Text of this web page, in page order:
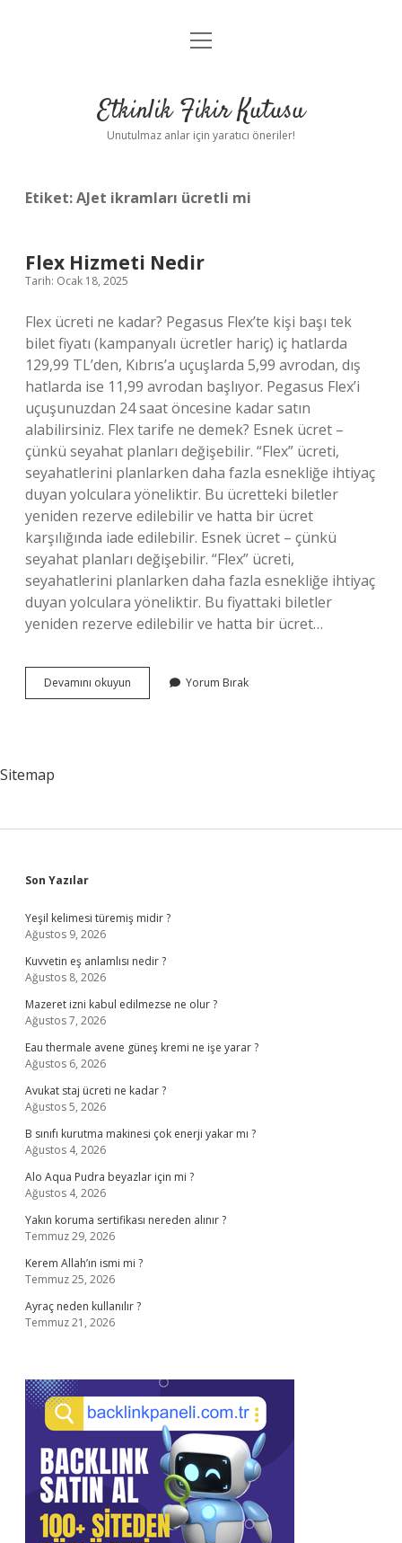
Anasayfa
Yasal Uyarı
menüyü
Etkinlik Fikir Kutusu
Unutulmaz anlar için yaratıcı öneriler!
Etiket:AJet ikramları ücretli mi
Flex Hizmeti Nedir
Tarih: Ocak 18, 2025
Flex ücreti ne kadar? Pegasus Flex’te kişi başı tek
bilet fiyatı (kampanyalı ücretler hariç) iç hatlarda
129,99 TL’den, Kıbrıs’a uçuşlarda 5,99 avrodan, dış
hatlarda ise 11,99 avrodan başlıyor. Pegasus Flex’i
uçuşunuzdan 24 saat öncesine kadar satın
alabilirsiniz. Flex tarife ne demek? Esnek ücret –
çünkü seyahat planları değişebilir. “Flex” ücreti,
seyahatlerini planlarken daha fazla esnekliğe ihtiyaç
duyan yolculara yöneliktir. Bu ücretteki biletler
yeniden rezerve edilebilir ve hatta bir ücret
karşılığında iade edilebilir. Esnek ücret – çünkü
seyahat planları değişebilir. “Flex” ücreti,
seyahatlerini planlarken daha fazla esnekliğe ihtiyaç
duyan yolculara yöneliktir. Bu fiyattaki biletler
yeniden rezerve edilebilir ve hatta bir ücret…
Devamını okuyun
Hizmeti
Yorum Bırak
Sitemap
Sidebar
Son Yazılar
Yeşil kelimesi türemiş midir ?
Ağustos 9, 2026
Kuvvetin eş anlamlısı nedir ?
Ağustos 8, 2026
Mazeret izni kabul edilmezse ne olur ?
Ağustos 7, 2026
Eau thermale avene güneş kremi ne işe yarar ?
Ağustos 6, 2026
Avukat staj ücreti ne kadar ?
Ağustos 5, 2026
B sınıfı kurutma makinesi çok enerji yakar mı ?
Ağustos 4, 2026
Alo Aqua Pudra beyazlar için mi ?
Ağustos 4, 2026
Yakın koruma sertifikası nereden alınır ?
Temmuz 29, 2026
Kerem Allah’ın ismi mi ?
Temmuz 25, 2026
Ayraç neden kullanılır ?
Temmuz 21, 2026